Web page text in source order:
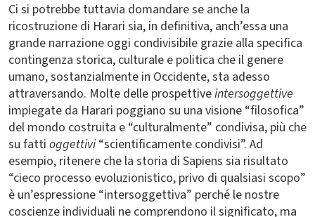
Ci si potrebbe tuttavia domandare se anche la
ricostruzione di Harari sia, in definitiva, anch’essa una
grande narrazione oggi condivisibile grazie alla specifica
contingenza storica, culturale e politica che il genere
umano, sostanzialmente in Occidente, sta adesso
attraversando. Molte delle prospettiveintersoggettive
impiegate da Harari poggiano su una visione “filosofica”
del mondo costruita e “culturalmente” condivisa, più che
su fatti oggettivi“scientificamente condivisi”. Ad
esempio, ritenere che la storia di Sapiens sia risultato
“cieco processo evoluzionistico, privo di qualsiasi scopo”
è un’espressione “intersoggettiva” perché le nostre
coscienze individuali ne comprendono il significato, ma